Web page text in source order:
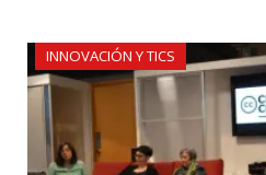
INNOVACIÓN Y TICS